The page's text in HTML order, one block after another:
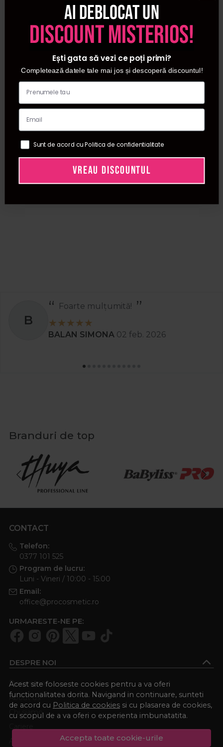
Acest site foloseste cookies pentru a va oferi
functionalitatea dorita. Navigand in continuare, sunteti
de acord cu Politica de cookies si cu plasarea de cookies,
cu scopul de a va oferi o experienta imbunatatita.
Accepta toate cookie-urile
B
Foarte mulțumită!
BALAN SIMONA 02 feb. 2026
Branduri de top
CONTACT
Telefon:
0377 101 525
Program de lucru:
Luni - Vineri / 10:00 - 15:00
Email:
office@procosmetic.ro
URMARESTE-NE PE:
DESPRE NOI
Despre noi
About us
Chi siamo
Academia Procosmetic
Ai deblocat un
discount misterios!
Ești gata să vezi ce poți primi?
Completează datele tale mai jos și descoperă discountul!
Sunt de acord cu Politica de confidentialitate
VREAU DISCOUNTUL